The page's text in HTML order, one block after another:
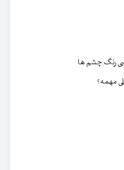
رنگ چشم ها
مهمه؟